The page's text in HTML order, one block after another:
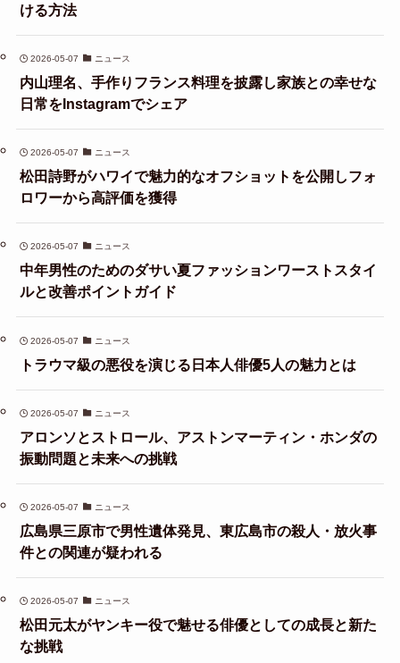
ける方法
2026-05-07 ニュース
内山理名、手作りフランス料理を披露し家族との幸せな
日常をInstagramでシェア
2026-05-07 ニュース
松田詩野がハワイで魅力的なオフショットを公開しフォ
ロワーから高評価を獲得
2026-05-07 ニュース
中年男性のためのダサい夏ファッションワーストスタイ
ルと改善ポイントガイド
2026-05-07 ニュース
トラウマ級の悪役を演じる日本人俳優5人の魅力とは
2026-05-07 ニュース
アロンソとストロール、アストンマーティン・ホンダの
振動問題と未来への挑戦
2026-05-07 ニュース
広島県三原市で男性遺体発見、東広島市の殺人・放火事
件との関連が疑われる
2026-05-07 ニュース
松田元太がヤンキー役で魅せる俳優としての成長と新た
な挑戦